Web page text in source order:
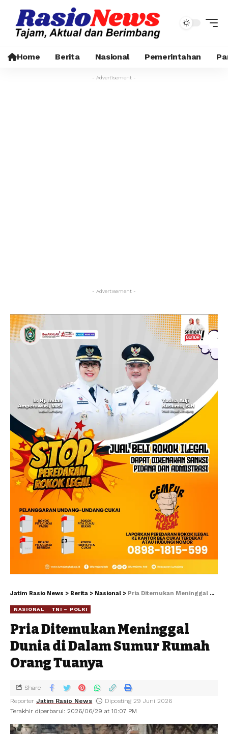
Home Berita Nasional Pemerintahan
- Advertisement -
- Advertisement -
Jatim Rasio News > Berita > Nasional > Pria Ditemukan Meninggal Dunia di Dalam Sumur Rumah Orang Tuanya
NASIONAL TNI – POLRI
Pria Ditemukan Meninggal
Dunia di Dalam Sumur Rumah
Orang Tuanya
Terakhir diperbarui: 2026/06/29 at 10:07 PM
Reporter Jatim Rasio News Diposting 29 Juni 2026
Share